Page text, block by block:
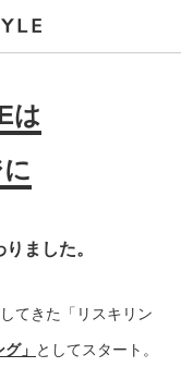
は
ました。
てきた「リスキリン
」 としてスタート。